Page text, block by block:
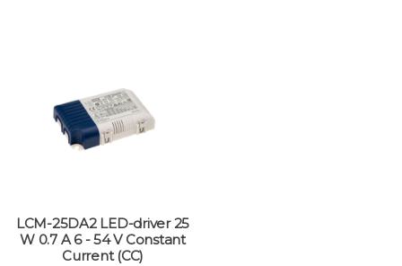
LCM-25DA2 LED-driver 25
W 0.7 A 6 - 54 V Constant
Current (CC)